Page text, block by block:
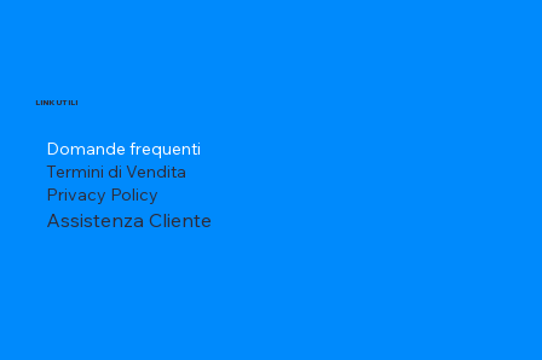
LINK UTILI
Domande frequenti
Termini di Vendita
Privacy Policy
Assistenza Cliente